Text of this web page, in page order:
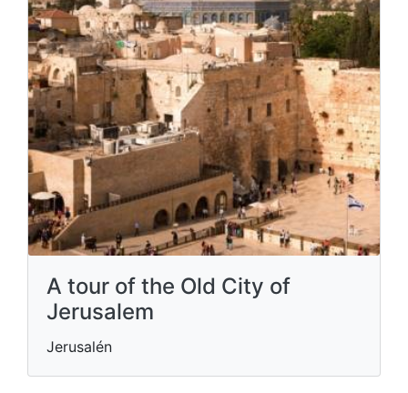
A tour of the Old City of
Jerusalem
Jerusalén